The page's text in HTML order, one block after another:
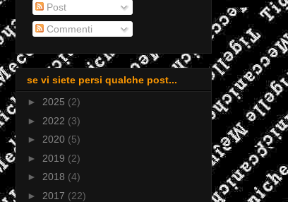
Post
Commenti
se vi siete persi qualche post...
► 2025 (2)
► 2022 (3)
► 2020 (5)
► 2019 (2)
► 2018 (4)
► 2017 (22)